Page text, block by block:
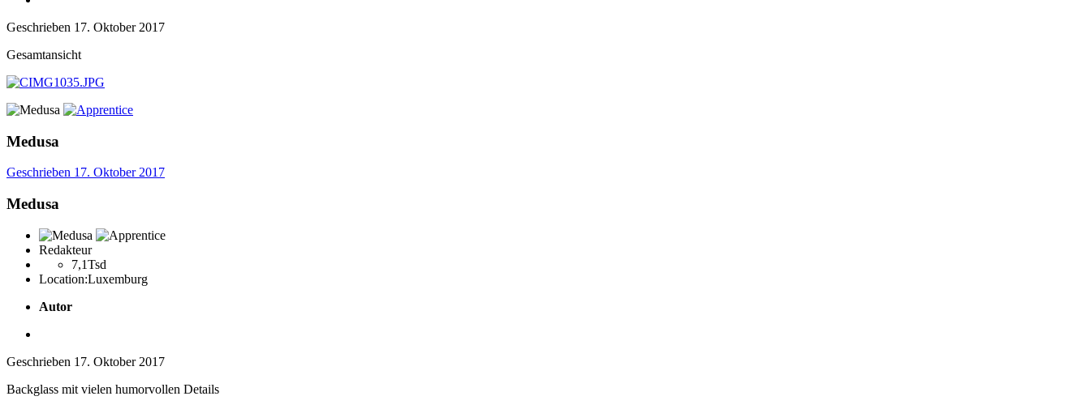
Geschrieben 17. Oktober 2017
Gesamtansicht
Medusa
Geschrieben 17. Oktober 2017
Medusa
Redakteur
7,1Tsd
Location:Luxemburg
Autor
Geschrieben 17. Oktober 2017
Backglass mit vielen humorvollen Details